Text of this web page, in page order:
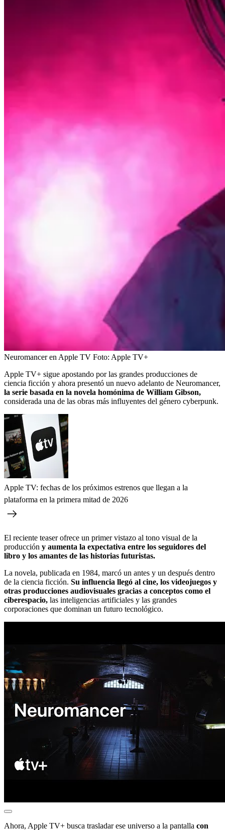
Neuromancer en Apple TV Foto: Apple TV+
Apple TV+ sigue apostando por las grandes producciones de
ciencia ficción y ahora presentó un nuevo adelanto de Neuromancer,
la serie basada en la novela homónima de William Gibson,
considerada una de las obras más influyentes del género cyberpunk.
Apple TV: fechas de los próximos estrenos que llegan a la
plataforma en la primera mitad de 2026
El reciente teaser ofrece un primer vistazo al tono visual de la
producción y aumenta la expectativa entre los seguidores del
libro y los amantes de las historias futuristas.
La novela, publicada en 1984, marcó un antes y un después dentro
de la ciencia ficción. Su influencia llegó al cine, los videojuegos y
otras producciones audiovisuales gracias a conceptos como el
ciberespacio, las inteligencias artificiales y las grandes
corporaciones que dominan un futuro tecnológico.
Ahora, Apple TV+ busca trasladar ese universo a la pantalla con